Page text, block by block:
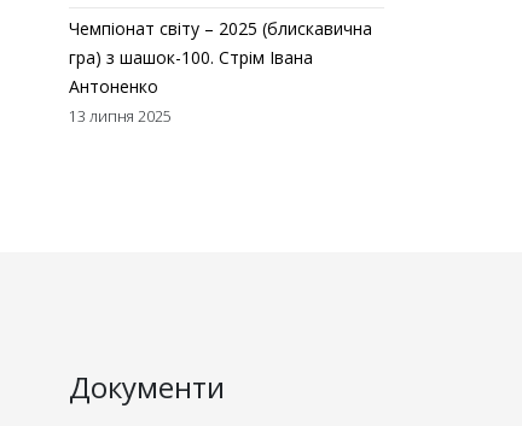
Чемпіонат світу – 2025 (блискавична
гра) з шашок-100. Стрім Івана
Антоненко
13 липня 2025
Документи